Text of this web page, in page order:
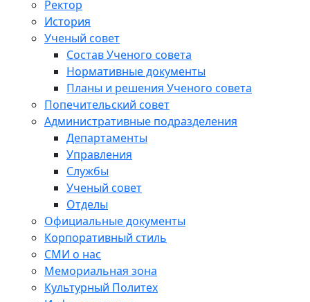
Ректор
История
Ученый совет
Состав Ученого совета
Нормативные документы
Планы и решения Ученого совета
Попечительский совет
Административные подразделения
Департаменты
Управления
Службы
Ученый совет
Отделы
Официальные документы
Корпоративный стиль
СМИ о нас
Мемориальная зона
Культурный Политех